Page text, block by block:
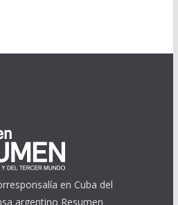
en Cuba del
argentino Resumen